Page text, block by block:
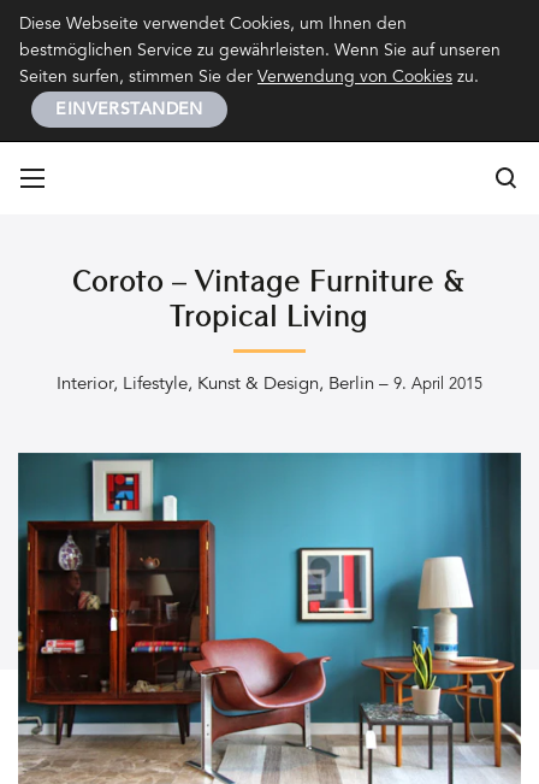
Diese Webseite verwendet Cookies, um Ihnen den
bestmöglichen Service zu gewährleisten. Wenn Sie auf unseren
Seiten surfen, stimmen Sie der Verwendung von Cookies zu.
EINVERSTANDEN
Coroto – Vintage Furniture &
Tropical Living
Interior, Lifestyle, Kunst & Design, Berlin – 9. April 2015